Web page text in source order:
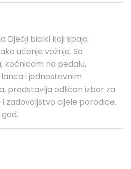
Dječji bicikl koji spaja
učenje vožnje. Sa
na pedalu,
i jednostavnim
predstavlja odličan izbor za
zadovoljstvo cijele porodice.